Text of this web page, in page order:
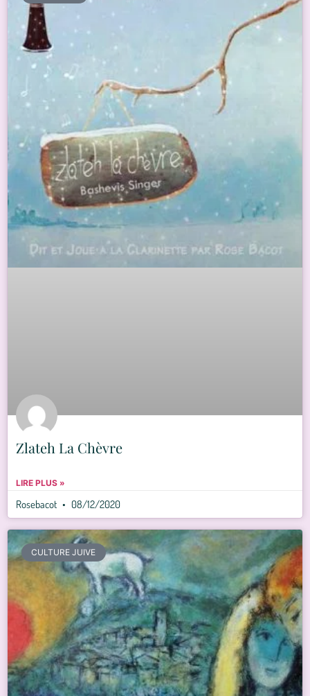
Zlateh La Chèvre
LIRE PLUS »
Rosebacot 08/12/2020
CULTURE JUIVE